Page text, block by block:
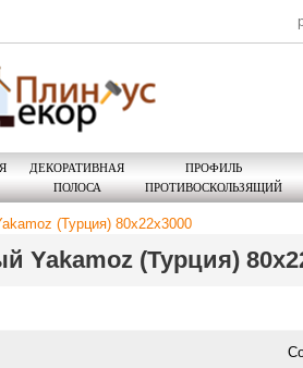
ДЕКОРАТИВНАЯ
ПОЛОСА
ПРОФИЛЬ
ПРОТИВОСКОЛЬЗЯЩИЙ
(Турция) 80x22x3000
Yakamoz (Турция)